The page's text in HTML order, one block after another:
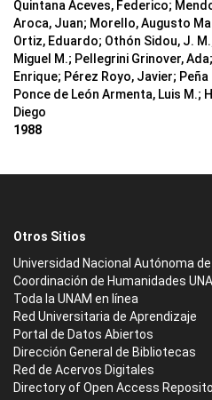
Quintana Aceves, Federico;
Aroca, Juan; Morello, Augusto
Ortiz, Eduardo; Othón Sidou, J.
Miguel M.; Pellegrini Grinover,
Enrique; Pérez Royo, Javier;
Ponce de León Armenta, Luis M.;
Diego
1988
Otros Sitios
Universidad Nacional Autónoma
Coordinación de Humanidades
Toda la UNAM en línea
Red Universitaria de Aprendizaje
Portal de Datos Abiertos
Dirección General de Bibliotecas
Red de Acervos Digitales
Directory of Open Access